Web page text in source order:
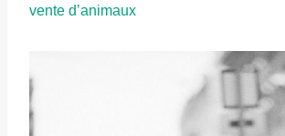
vente d’animaux